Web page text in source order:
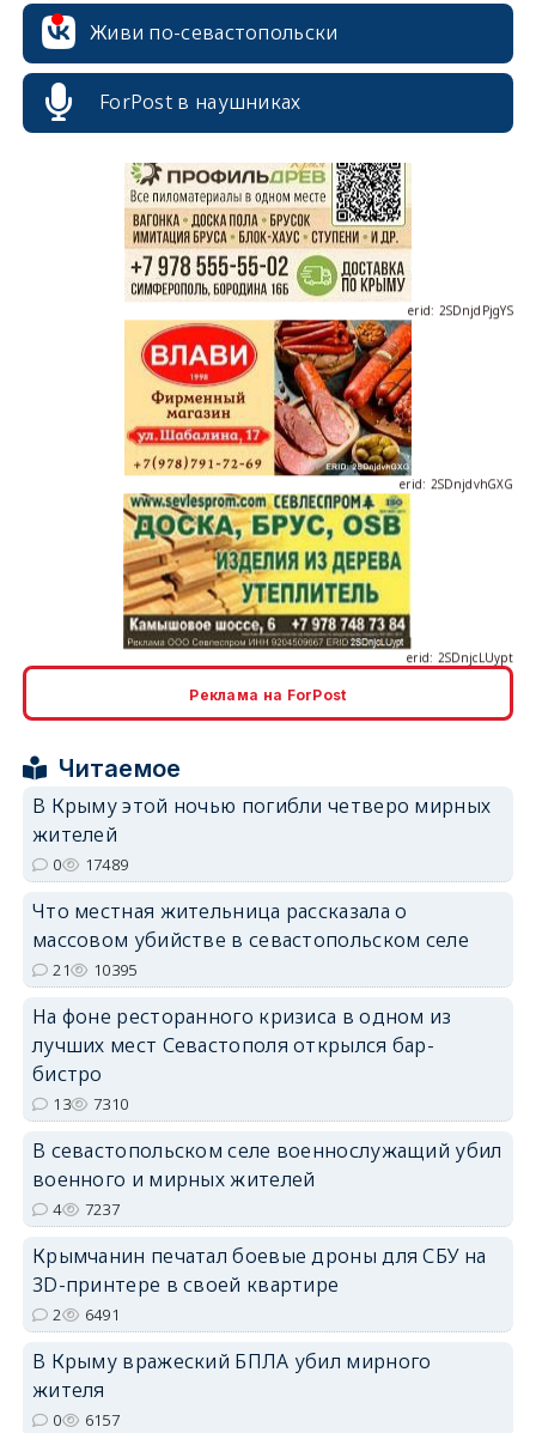
Живи по-севастопольски
ForPost в наушниках
erid: 2SDnjdvhGXG
erid: 2SDnjcrDNw6
erid: 2SDnjdvhGXG
Реклама на ForPost
Читаемое
В Крыму этой ночью погибли четверо мирных
жителей
0 17489
Что местная жительница рассказала о
массовом убийстве в севастопольском селе
21 10395
На фоне ресторанного кризиса в одном из
лучших мест Севастополя открылся бар-
бистро
13 7310
В севастопольском селе военнослужащий убил
военного и мирных жителей
4 7237
Крымчанин печатал боевые дроны для СБУ на
3D-принтере в своей квартире
2 6491
В Крыму вражеский БПЛА убил мирного
жителя
0 6157